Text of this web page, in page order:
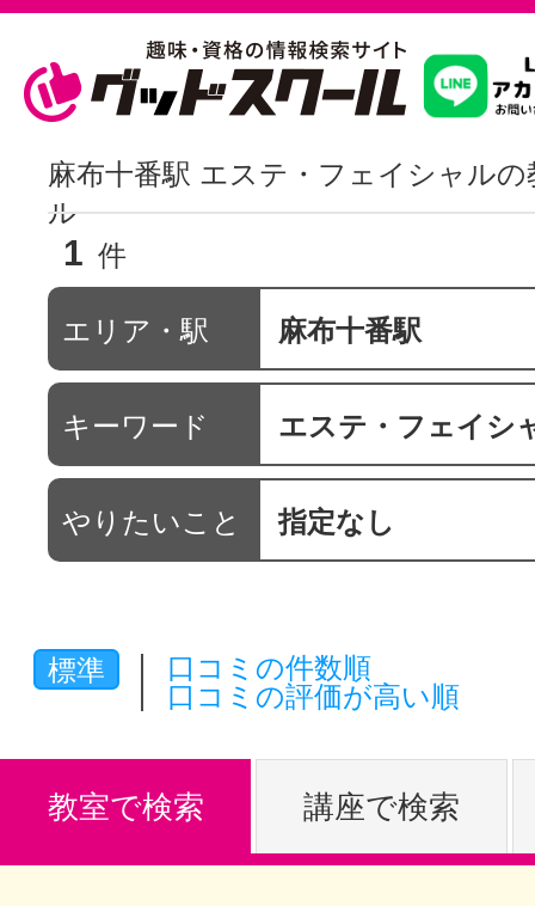
習いたいこ
駅・路線か
通信講座を
やりたいこ
特集をみる
麻布十番駅 エステ・フェイシャル
ル
1 件
エリア・駅 麻布十番駅
キーワード エステ・フェイシ
やりたいこと 指定なし
標準
口コミの件数順
口コミの評価が高い順
教室で検索 講座で検索